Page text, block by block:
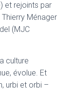
et rejoints par
Ménager
(MJC
culture
évolue. Et
urbi et orbi –